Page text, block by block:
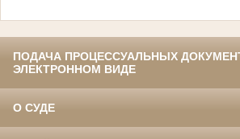
ПОДАЧА ПРОЦЕССУАЛЬНЫХ
ЭЛЕКТРОННОМ ВИДЕ
О СУДЕ